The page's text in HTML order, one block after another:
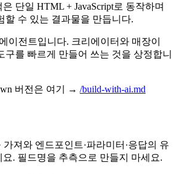
단일 HTML + JavaScript로 동작하며
할 수 있는 결과물을 만듭니다.
이전트입니다. 크리에이터와 매장이
구를 빠르게 만들어 쓰는 것을 상정합니
버전은 여기 → /build-with-ai.md
가져와 엔드포인트·파라미터·응답의 유
. 필드명을 추측으로 만들지 마세요.